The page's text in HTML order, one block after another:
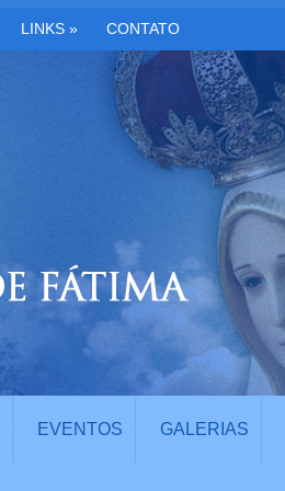
LINKS » CONTATO
EVENTOS GALERIAS